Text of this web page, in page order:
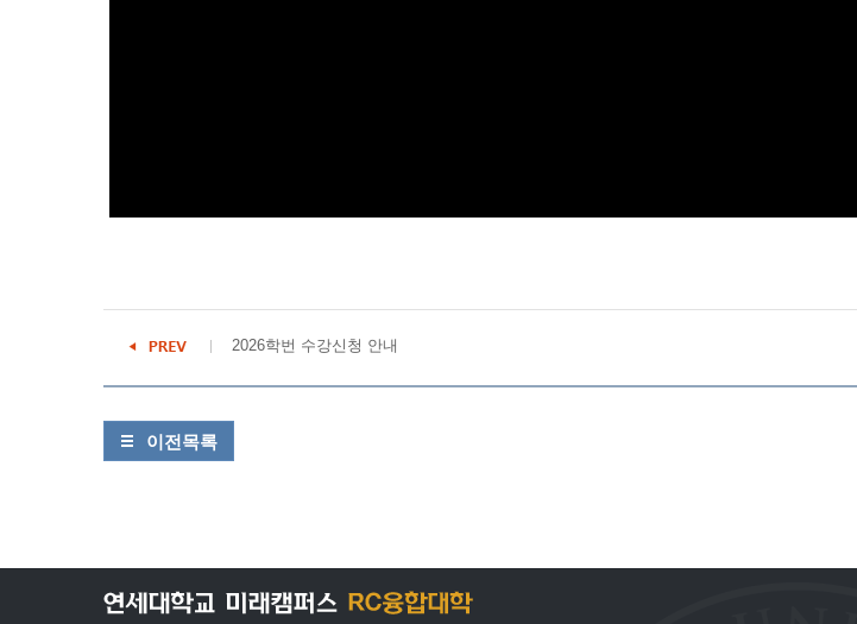
2026학번 수강신청 안내
이전목록